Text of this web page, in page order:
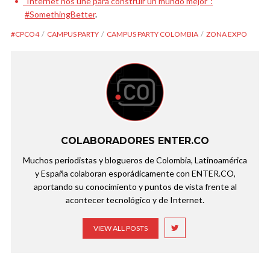
#SomethingBetter.
#CPCO4 CAMPUS PARTY CAMPUS PARTY COLOMBIA ZONA EXPO
COLABORADORES ENTER.CO
Muchos periodistas y blogueros de Colombia, Latinoamérica
y España colaboran esporádicamente con ENTER.CO,
aportando su conocimiento y puntos de vista frente al
acontecer tecnológico y de Internet.
VIEW ALL POSTS